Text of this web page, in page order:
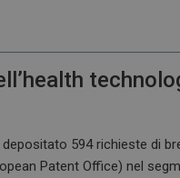
594 richieste di
Patent Office) nel